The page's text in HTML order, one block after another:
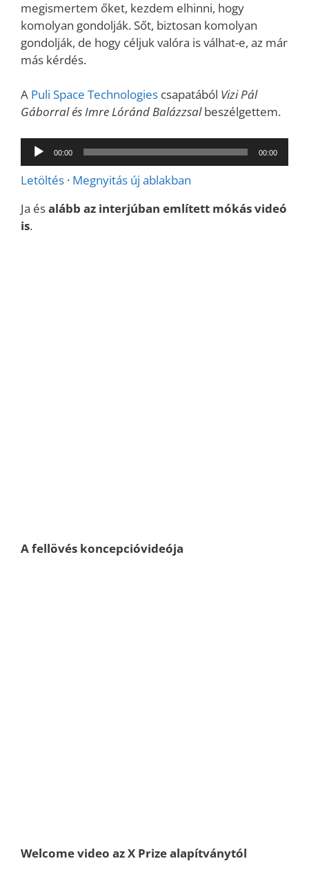
megismertem őket, kezdem elhinni, hogy
komolyan gondolják. Sőt, biztosan komolyan
gondolják, de hogy céljuk valóra is válhat-e, az már
más kérdés.
A Puli Space Technologies csapatából Vizi Pál
Gáborral és Imre Lóránd Balázzsalbeszélgettem.
Audió
lejátszó
00:00 00:00
Letöltés · Megnyitás új ablakban
Ja ésalább az interjúban említett mókás videó
is.
A fellövés koncepcióvideója
Welcome video az X Prize alapítványtól